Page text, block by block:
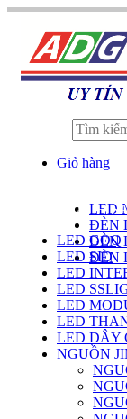
Giỏ hàng
LED
ĐÈN
ĐÈN
ĐÈN
DANH SÁCH
LED GOQ
LED SID
LED
LED
LED
LED
LED DÂY
NGUỒN